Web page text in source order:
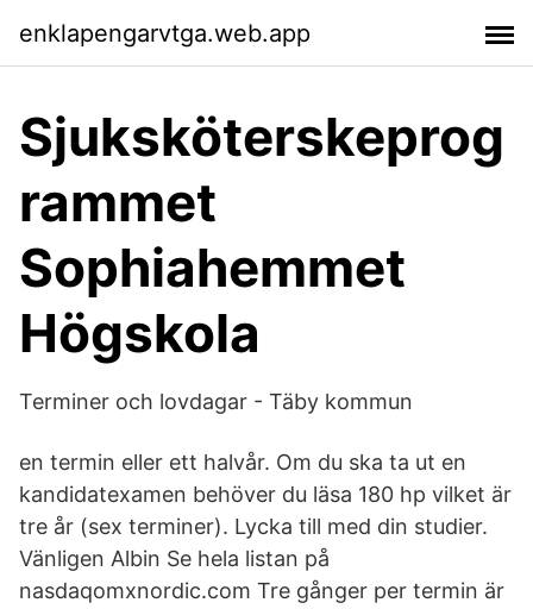
enklapengarvtga.web.app
Sjuksköterskeprog
rammet
Sophiahemmet
Högskola
Terminer och lovdagar - Täby kommun
en termin eller ett halvår. Om du ska ta ut en
kandidatexamen behöver du läsa 180 hp vilket är
tre år (sex terminer). Lycka till med din studier.
Vänligen Albin Se hela listan på
nasdaqomxnordic.com Tre gånger per termin är